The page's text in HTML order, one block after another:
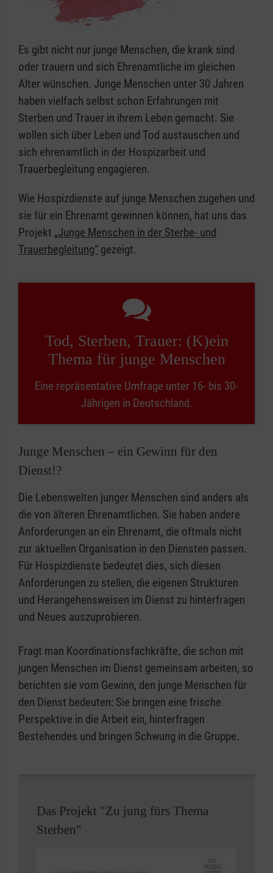
Es gibt nicht nur junge Menschen, die krank sind
oder trauern und sich Ehrenamtliche im gleichen
Alter wünschen. Junge Menschen unter 30 Jahren
haben vielfach selbst schon Erfahrungen mit
Sterben und Trauer in ihrem Leben gemacht. Sie
wollen sich über Leben und Tod austauschen und
sich ehrenamtlich in der Hospizarbeit und
Trauerbegleitung engagieren.
Wie Hospizdienste auf junge Menschen zugehen und
sie für ein Ehrenamt gewinnen können, hat uns das
Projekt „Junge Menschen in der Sterbe- und
Trauerbegleitung“ gezeigt.
Tod, Sterben, Trauer: (K)ein
Thema für junge Menschen
Eine repräsentative Umfrage unter 16- bis 30-
Jährigen in Deutschland.
Junge Menschen – ein Gewinn für den
Dienst!?
Die Lebenswelten junger Menschen sind anders als
die von älteren Ehrenamtlichen. Sie haben andere
Anforderungen an ein Ehrenamt, die oftmals nicht
zur aktuellen Organisation in den Diensten passen.
Für Hospizdienste bedeutet dies, sich diesen
Anforderungen zu stellen, die eigenen Strukturen
und Herangehensweisen im Dienst zu hinterfragen
und Neues auszuprobieren.
Fragt man Koordinationsfachkräfte, die schon mit
jungen Menschen im Dienst gemeinsam arbeiten, so
berichten sie vom Gewinn, den junge Menschen für
den Dienst bedeuten: Sie bringen eine frische
Perspektive in die Arbeit ein, hinterfragen
Bestehendes und bringen Schwung in die Gruppe.
Das Projekt "Zu jung fürs Thema
Sterben"